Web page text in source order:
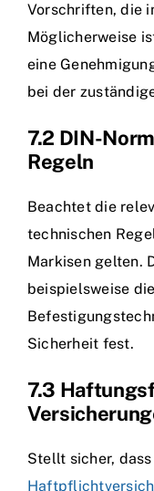
Vorschriften, die
Möglicherweise
eine
bei der
7.2 DIN-
Regeln
Beachtet die
technischen
Markisen gelten.
beispielsweise
Sicherheit fest.
7.3
Stellt sicher,